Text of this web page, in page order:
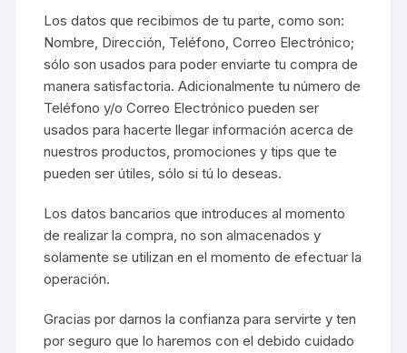
Los datos que recibimos de tu parte, como son:
Nombre, Dirección, Teléfono, Correo Electrónico;
sólo son usados para poder enviarte tu compra de
manera satisfactoria. Adicionalmente tu número de
Teléfono y/o Correo Electrónico pueden ser
usados para hacerte llegar información acerca de
nuestros productos, promociones y tips que te
pueden ser útiles, sólo si tú lo deseas.
Los datos bancarios que introduces al momento
de realizar la compra, no son almacenados y
solamente se utilizan en el momento de efectuar la
operación.
Gracias por darnos la confianza para servirte y ten
por seguro que lo haremos con el debido cuidado